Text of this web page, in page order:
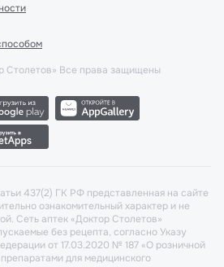
Столетов» Все права защищены
437(2) ГК РФ представленная на сайте
ознакомительный характер и не
Сеть аптек «Доктор Столетов»
без рецепта, согласно Указу
от 17.03.2020 № 187 «О розничной
для медицинского